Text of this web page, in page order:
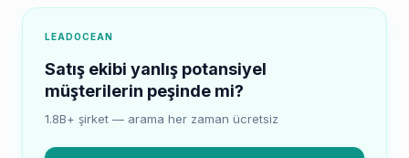
LEADOCEAN
Satış ekibi yanlış potansiyel
müşterilerin peşinde mi?
1.8B+ şirket — arama her zaman ücretsiz